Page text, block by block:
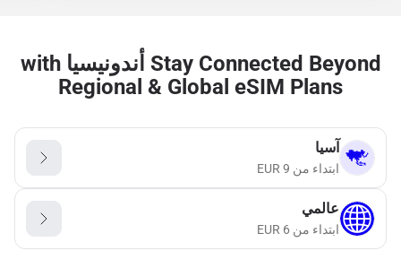
Stay Connected Beyond أندونيسيا with
Regional & Global eSIM Plans
آسيا
ابتداء من EUR 9
عالمي
ابتداء من EUR 6